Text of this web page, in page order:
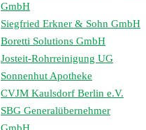
GmbH
Siegfried Erkner & Sohn GmbH
Boretti Solutions GmbH
Josteit-Rohrreinigung UG
Sonnenhut Apotheke
CVJM Kaulsdorf Berlin e.V.
SBG Generalübernehmer